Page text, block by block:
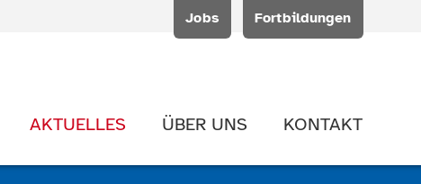
Jobs Fortbildungen
AKTUELLES ÜBER UNS KONTAKT